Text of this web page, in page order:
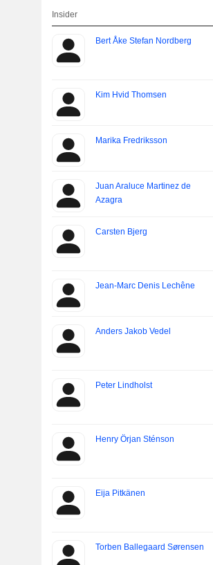
Insider
Bert Åke Stefan Nordberg
Kim Hvid Thomsen
Marika Fredriksson
Juan Araluce Martinez de
Azagra
Carsten Bjerg
Jean-Marc Denis Lechêne
Anders Jakob Vedel
Peter Lindholst
Henry Örjan Sténson
Eija Pitkänen
Torben Ballegaard Sørensen